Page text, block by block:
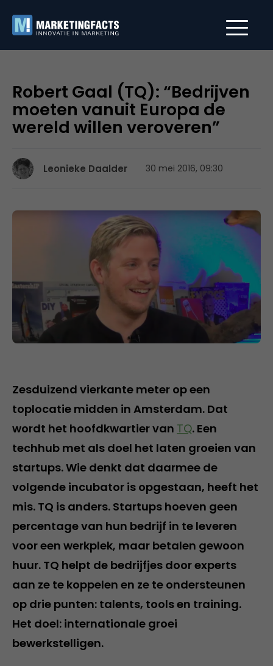
Robert Gaal (TQ): “Bedrijven
moeten vanuit Europa de
wereld willen veroveren”
Leonieke Daalder 30 mei 2016, 09:30
Zesduizend vierkante meter op een
toplocatie midden in Amsterdam. Dat
wordt het hoofdkwartier van TQ. Een
techhub met als doel het laten groeien van
startups. Wie denkt dat daarmee de
volgende incubator is opgestaan, heeft het
mis. TQ is anders. Startups hoeven geen
percentage van hun bedrijf in te leveren
voor een werkplek, maar betalen gewoon
huur. TQ helpt de bedrijfjes door experts
aan ze te koppelen en ze te ondersteunen
op drie punten: talents, tools en training.
Het doel: internationale groei
bewerkstelligen.